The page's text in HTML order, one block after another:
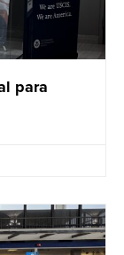
para